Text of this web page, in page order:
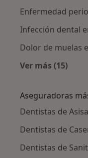
Enfermedad
Infección dental
Dolor de muelas
Ver más (15)
Aseguradoras
Dentistas de
Dentistas de
Dentistas de